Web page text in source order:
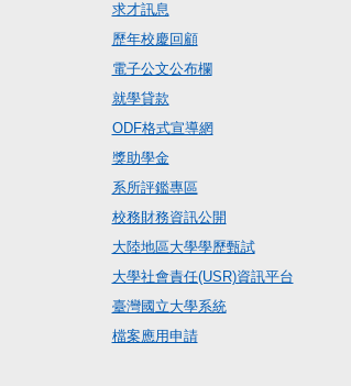
求才訊息
歷年校慶回顧
電子公文公布欄
就學貸款
ODF格式宣導網
獎助學金
系所評鑑專區
校務財務資訊公開
大陸地區大學學歷甄試
大學社會責任(USR)資訊平台
臺灣國立大學系統
檔案應用申請